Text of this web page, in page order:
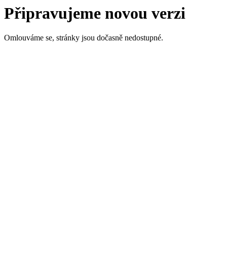
Připravujeme novou verzi
Omlouváme se, stránky jsou dočasně nedostupné.